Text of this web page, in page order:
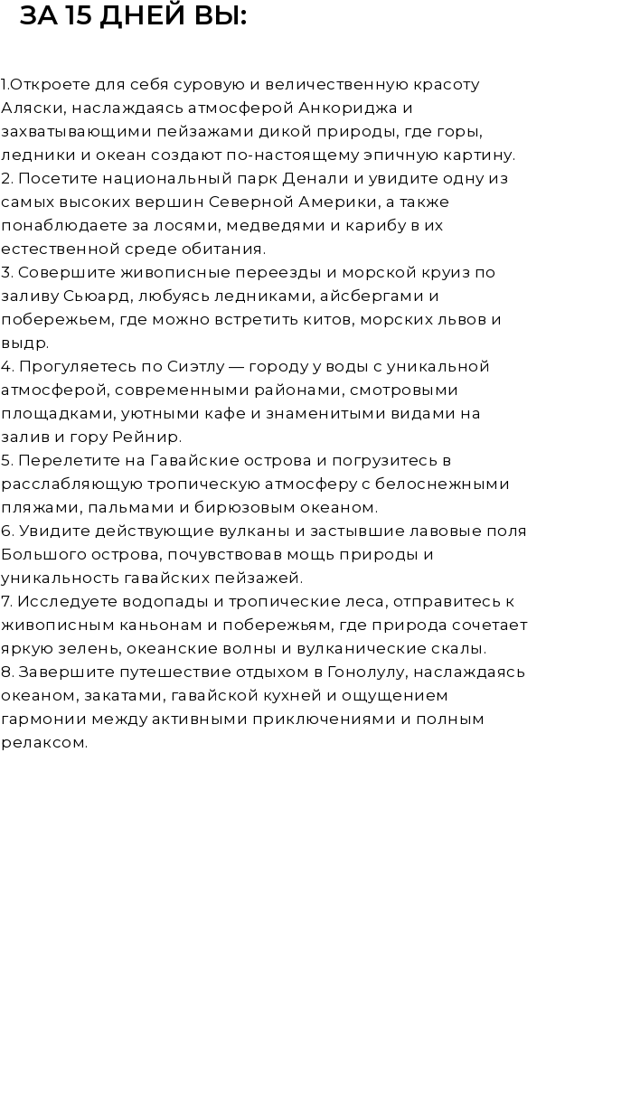
1.Откроете для себя суровую и величественную красоту
Аляски, наслаждаясь атмосферой Анкориджа и
захватывающими пейзажами дикой природы, где горы,
ледники и океан создают по-настоящему эпичную картину.
2. Посетите национальный парк Денали и увидите одну из
самых высоких вершин Северной Америки, а также
понаблюдаете за лосями, медведями и карибу в их
естественной среде обитания.
3. Совершите живописные переезды и морской круиз по
заливу Сьюард, любуясь ледниками, айсбергами и
побережьем, где можно встретить китов, морских львов и
выдр.
4. Прогуляетесь по Сиэтлу — городу у воды с уникальной
атмосферой, современными районами, смотровыми
площадками, уютными кафе и знаменитыми видами на
залив и гору Рейнир.
5. Перелетите на Гавайские острова и погрузитесь в
расслабляющую тропическую атмосферу с белоснежными
пляжами, пальмами и бирюзовым океаном.
6. Увидите действующие вулканы и застывшие лавовые поля
Большого острова, почувствовав мощь природы и
уникальность гавайских пейзажей.
7. Исследуете водопады и тропические леса, отправитесь к
живописным каньонам и побережьям, где природа сочетает
яркую зелень, океанские волны и вулканические скалы.
8. Завершите путешествие отдыхом в Гонолулу, наслаждаясь
океаном, закатами, гавайской кухней и ощущением
гармонии между активными приключениями и полным
релаксом.
ЗА 15 ДНЕЙ ВЫ: